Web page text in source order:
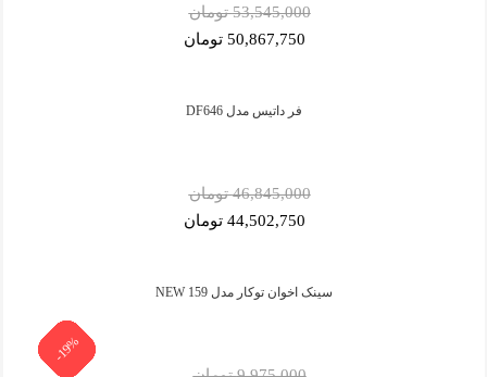
53,545,000 تومان
50,867,750 تومان
فر داتیس مدل DF646
46,845,000 تومان
44,502,750 تومان
سینک اخوان توکار مدل 159 NEW
-5%
-5%
-19%
-19%
-19%
-19%
-19%
-5%
-19%
-19%
-19%
-19%